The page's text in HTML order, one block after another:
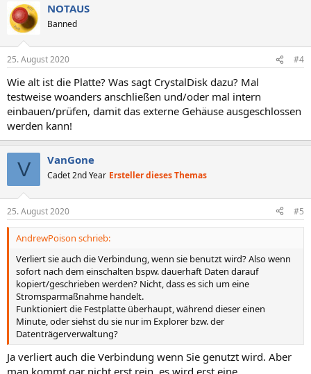
NOTAUS
Banned
25. August 2020 #4
Wie alt ist die Platte? Was sagt CrystalDisk dazu? Mal
testweise woanders anschließen und/oder mal intern
einbauen/prüfen, damit das externe Gehäuse ausgeschlossen
werden kann!
V VanGone
Cadet 2nd Year Ersteller dieses Themas
25. August 2020 #5
AndrewPoison schrieb:
Verliert sie auch die Verbindung, wenn sie benutzt wird? Also wenn
sofort nach dem einschalten bspw. dauerhaft Daten darauf
kopiert/geschrieben werden? Nicht, dass es sich um eine
Stromsparmaßnahme handelt.
Funktioniert die Festplatte überhaupt, während dieser einen
Minute, oder siehst du sie nur im Explorer bzw. der
Datenträgerverwaltung?
Ja verliert auch die Verbindung wenn Sie genutzt wird. Aber
man kommt gar nicht erst rein, es wird erst eine